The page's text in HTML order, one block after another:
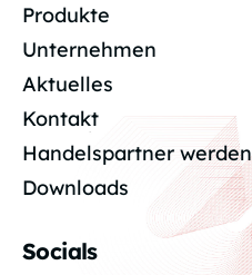
Produkte
Unternehmen
Aktuelles
Kontakt
Handelspartner werden
Downloads
Socials